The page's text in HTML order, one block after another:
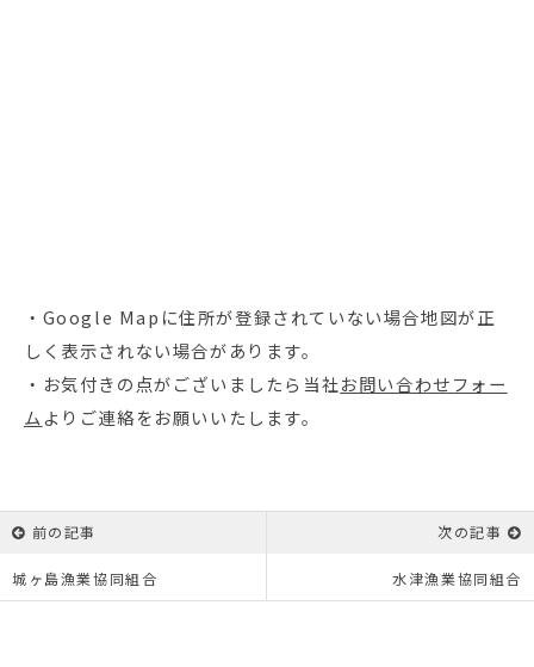
・Google Mapに住所が登録されていない場合地図が正
しく表示されない場合があります。
・お気付きの点がございましたら当社お問い合わせフォー
ムよりご連絡をお願いいたします。
前の記事
城ヶ島漁業協同組合
次の記事
水津漁業協同組合